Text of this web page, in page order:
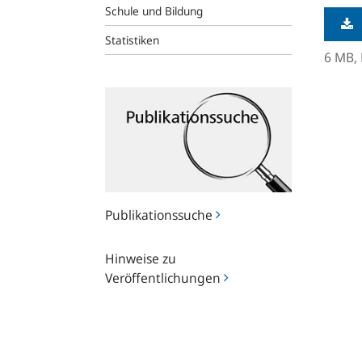
Schule und Bildung
Statistiken
Publikationssuche
Publikationssuche
Hinweise zu
Veröffentlichungen
zu
Veröffentlichungen
6 MB,